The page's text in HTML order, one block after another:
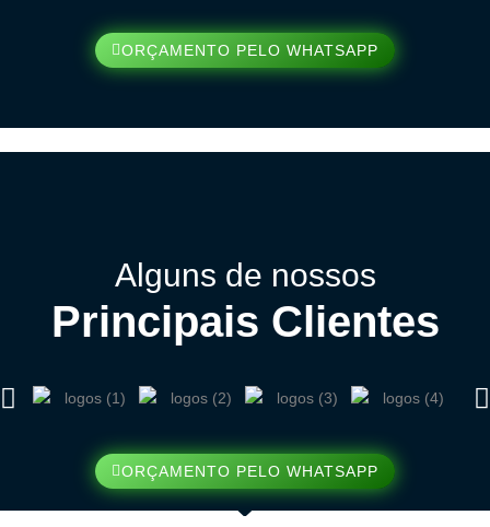
ORÇAMENTO PELO WHATSAPP
Alguns de nossos
Principais Clientes
ORÇAMENTO PELO WHATSAPP